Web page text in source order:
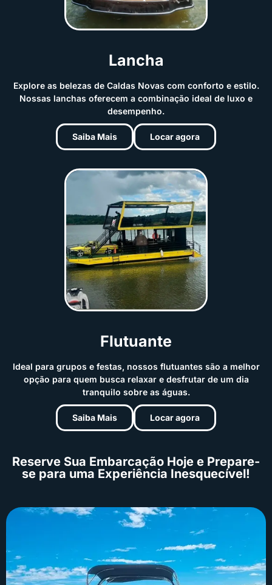
Lancha
Explore as belezas de Caldas Novas com conforto e estilo.
Nossas lanchas oferecem a combinação ideal de luxo e
desempenho.
Saiba Mais Locar agora
Flutuante
Ideal para grupos e festas, nossos flutuantes são a melhor
opção para quem busca relaxar e desfrutar de um dia
tranquilo sobre as águas.
Saiba Mais Locar agora
Reserve Sua Embarcação Hoje e Prepare-
se para uma Experiência Inesquecível!